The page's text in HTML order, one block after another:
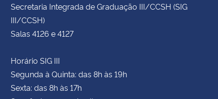
Secretaria Integrada de Graduação III/CCSH (SIG
III/CCSH)
Salas 4126 e 4127
Horário SIG III
Segunda à Quinta: das 8h às 19h
Sexta: das 8h às 17h